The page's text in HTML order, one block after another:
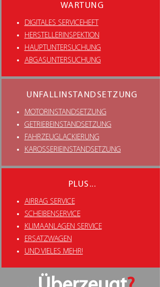
WARTUNG
DIGITALES SERVICEHEFT
HERSTELLERINSPEKTION
HAUPTUNTERSUCHUNG
ABGASUNTERSUCHUNG
UNFALLINSTANDSETZUNG
MOTORINSTANDSETZUNG
GETRIEBEINSTANDSETZUNG
FAHRZEUGLACKIERUNG
KAROSSERIEINSTANDSETZUNG
PLUS...
AIRBAG SERVICE
SCHEIBENSERVICE
KLIMAANLAGEN SERVICE
ERSATZWAGEN
UND VIELES MEHR!